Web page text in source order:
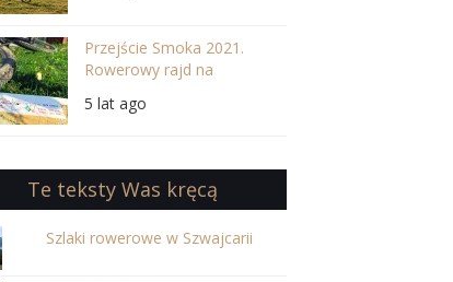
Przejście Smoka 2021.
Rowerowy rajd na
Iłżeckiej
5 lat ago
Te teksty Was kręcą
Szlaki rowerowe w Szwajcarii